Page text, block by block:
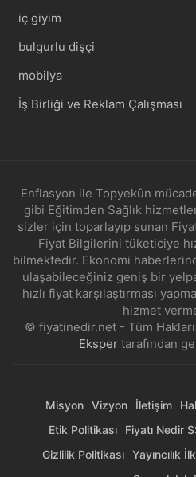
iç giyim
bulgurlu dişçi
mobilya
İş Birliği ve Reklam Çalışması
Enflasyon ile Topyekûn
gibi Eğitimden Sağlık
sizler için toparlayıp sunan
Fiyat Bilgilerini tüketiciye
bilmektedir. Ekonomi
ulaşabileceğiniz geniş bir
hızlı fiyat karşılaştırması
hizmet
© fiyatinedir.net - Tüm Hakları
Ekspertarafından
Misyon Vizyon İletişim
Etik Politikası
Fiyatı Nedir
Gizlilik Politikası Yayıncılık